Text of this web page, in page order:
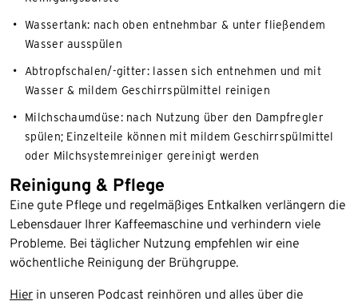
Wassertank: nach oben entnehmbar & unter fließendem
Wasser ausspülen
Abtropfschalen/-gitter: lassen sich entnehmen und mit
Wasser & mildem Geschirrspülmittel reinigen
Milchschaumdüse: nach Nutzung über den Dampfregler
spülen; Einzelteile können mit mildem Geschirrspülmittel
oder Milchsystemreiniger gereinigt werden
Reinigung & Pflege
Eine gute Pflege und regelmäßiges Entkalken verlängern die
Lebensdauer Ihrer Kaffeemaschine und verhindern viele
Probleme. Bei täglicher Nutzung empfehlen wir eine
wöchentliche Reinigung der Brühgruppe.
Hier in unseren Podcast reinhören und alles über die